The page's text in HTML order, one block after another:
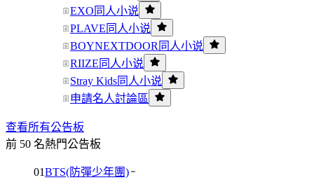
EXO同人小说
PLAVE同人小说
BOYNEXTDOOR同人小说
RIIZE同人小说
Stray Kids同人小说
申請名人討論區
查看所有公告板
前 50 名熱門公告板
01BTS(防彈少年團)